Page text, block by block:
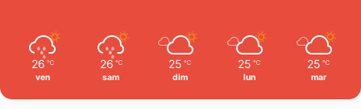
26 ℃
ven
26 ℃
sam
25 ℃
dim
25 ℃
lun
25 ℃
mar